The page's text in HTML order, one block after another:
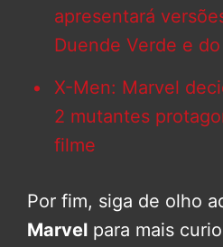
apresentará
Duende Verde e
X-Men: Marvel
2 mutantes
filme
Por fim, siga de olho
Marvel para mais